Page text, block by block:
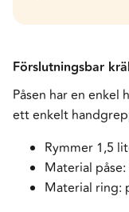
Förslutningsbar
Påsen har en
ett enkelt
Rymmer 1,5
Material
Material ring: